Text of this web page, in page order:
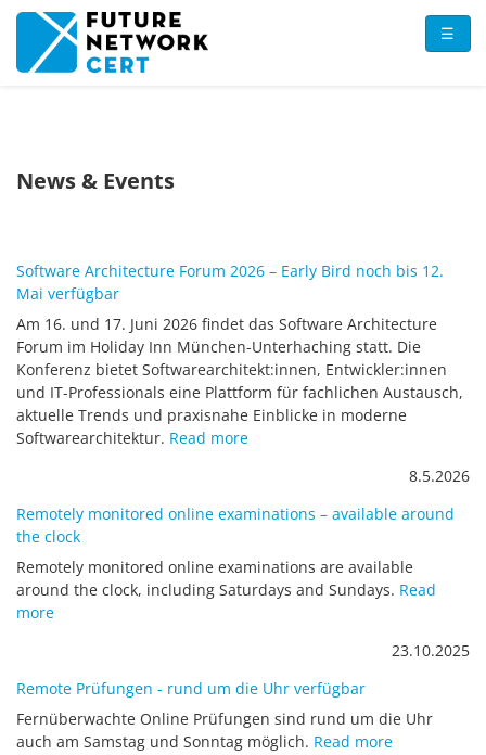
☰
News & Events
Software Architecture Forum 2026 – Early Bird noch bis 12.
Mai verfügbar
Am 16. und 17. Juni 2026 findet das Software Architecture
Forum im Holiday Inn München-Unterhaching statt. Die
Konferenz bietet Softwarearchitekt:innen, Entwickler:innen
und IT-Professionals eine Plattform für fachlichen Austausch,
aktuelle Trends und praxisnahe Einblicke in moderne
Softwarearchitektur. Read more
8.5.2026
Remotely monitored online examinations – available around
the clock
Remotely monitored online examinations are available
around the clock, including Saturdays and Sundays. Read
more
23.10.2025
Remote Prüfungen - rund um die Uhr verfügbar
Fernüberwachte Online Prüfungen sind rund um die Uhr
auch am Samstag und Sonntag möglich. Read more